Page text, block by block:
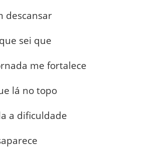
descansar
sei que
me fortalece
lá no topo
a dificuldade